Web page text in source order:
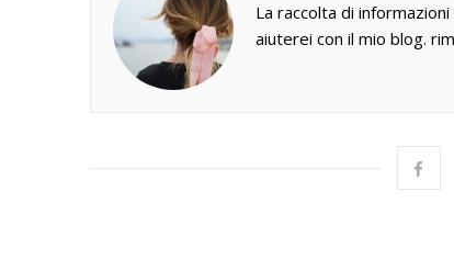
La raccolta di
aiuterei con il mio blog.